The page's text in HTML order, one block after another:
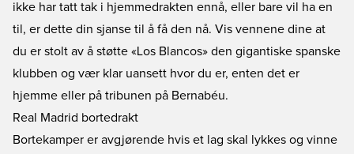
ikke har tatt tak i hjemmedrakten ennå, eller bare vil ha en
til, er dette din sjanse til å få den nå. Vis vennene dine at
du er stolt av å støtte «Los Blancos» den gigantiske spanske
klubben og vær klar uansett hvor du er, enten det er
hjemme eller på tribunen på Bernabéu.
Real Madrid bortedrakt
Bortekamper er avgjørende hvis et lag skal lykkes og vinne